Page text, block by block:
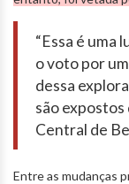
“Essa é uma
o voto por
dessa
são
Central de
Entre as mudanças